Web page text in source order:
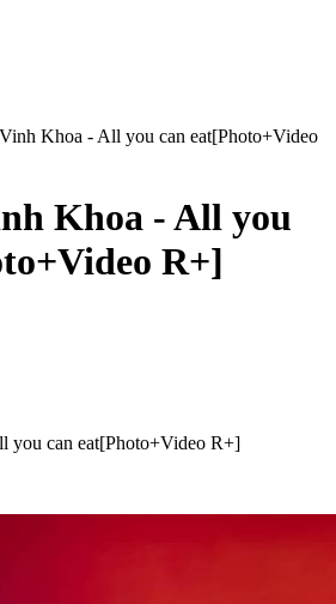
Khoa - All you can eat[Photo+Video
Khoa - All you
R+]
you can eat[Photo+Video R+]